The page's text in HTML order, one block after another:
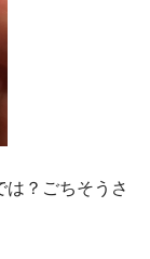
は？ごちそうさ